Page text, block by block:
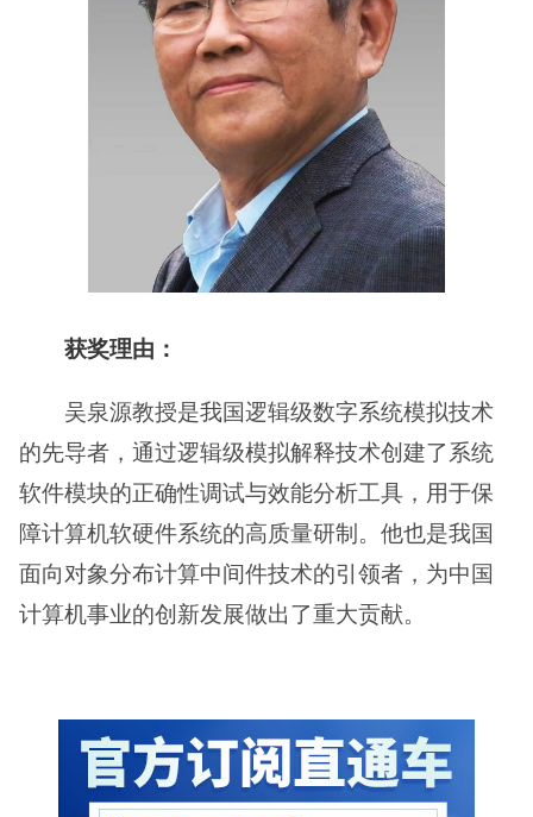
获奖理由：
吴泉源教授是我国逻辑级数字系统模拟技术
的先导者，通过逻辑级模拟解释技术创建了系统
软件模块的正确性调试与效能分析工具，用于保
障计算机软硬件系统的高质量研制。他也是我国
面向对象分布计算中间件技术的引领者，为中国
计算机事业的创新发展做出了重大贡献。